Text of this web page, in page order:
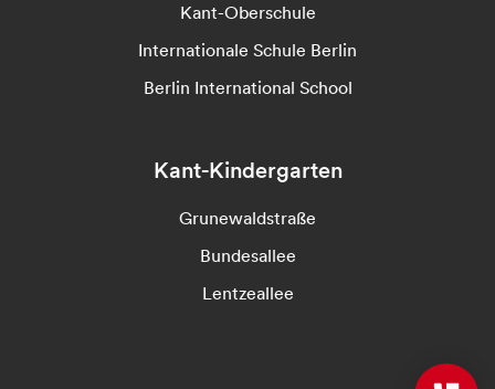
Kant-Oberschule
Internationale Schule Berlin
Berlin International School
Kant-Kindergarten
Grunewaldstraße
Bundesallee
Lentzeallee